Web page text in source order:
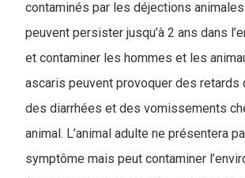
contaminés par les déjections
peuvent persister jusqu’à 2 ans dans
et contaminer les hommes et les
ascaris peuvent provoquer des retards
des diarrhées et des vomissements
animal. L’animal adulte ne présentera
symptôme mais peut contaminer